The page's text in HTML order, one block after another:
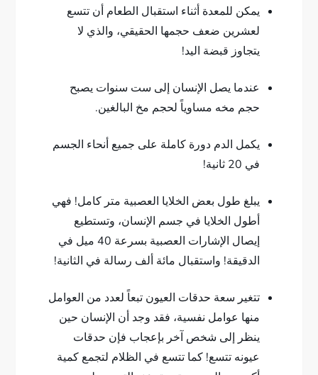
يمكن للمعدة أثناء استقبال الطعام أن تتسع
لعشرين ضعف حجمها الحقيقي، والذي لا
يتجاوز قبضة اليد!
عندما يصل الإنسان إلى ست سنوات يصبح
حجم مخه مساوياً لحجم مخ البالغين.
يكمل الدم دورة كاملة على جميع أنحاء الجسم
في 20 ثانية!
يبلغ طول بعض الخلايا العصبية متر كامل! فهي
أطول الخلايا في جسم الإنسان، وتستطيع
إيصال الإشارات العصبية بسرعة 40 ميل في
الدقيقة! واستقبال مائة ألف رسالة في الثانية!
تتغير سعة حدقات العيون تبعاً لعدد من العوامل
منها عوامل نفسية، فقد وجد أن الإنسان حين
ينظر إلى شخص آخر بإعجاب فإن حدقات
عيونه تتسع! كما تتسع في الظلام لتجمع كمية